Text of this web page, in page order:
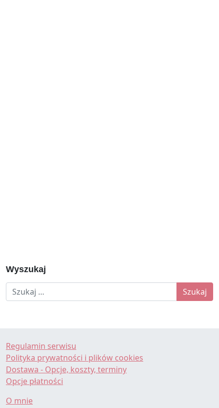
Wyszukaj
Szukaj:
Regulamin serwisu
Polityka prywatności i plików cookies
Dostawa - Opcje, koszty, terminy
Opcje płatności
O mnie